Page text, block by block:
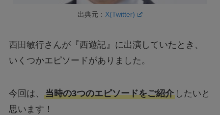
出典元： X(Twitter)
西田敏行さんが『西遊記』に出演していたとき、
いくつかエピソードがありました。
今回は、 当時の3つのエピソードをご紹介したいと
思います！